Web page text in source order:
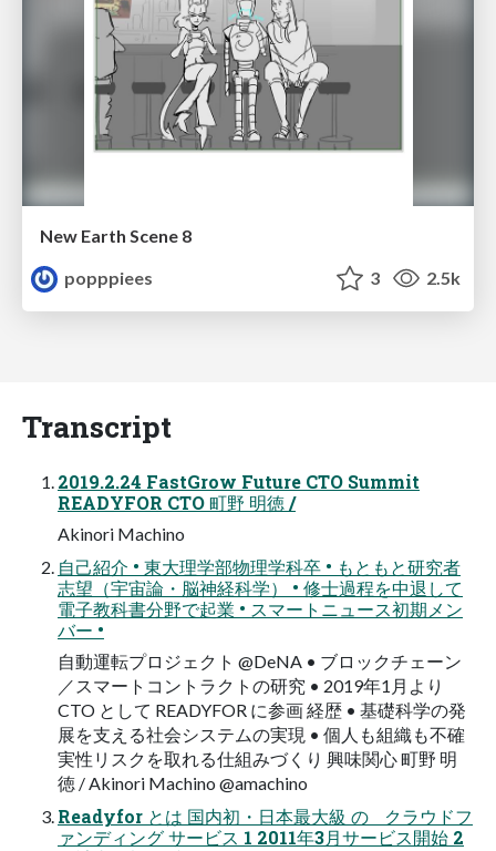
New Earth Scene 8
popppiees
3 2.5k
Transcript
2019.2.24 FastGrow Future CTO Summit
READYFOR CTO 町野 明徳 /
Akinori Machino
自己紹介 • 東大理学部物理学科卒 • もともと研究者
志望（宇宙論・脳神経科学） • 修士過程を中退して
電子教科書分野で起業 • スマートニュース初期メン
バー •
自動運転プロジェクト @DeNA • ブロックチェーン
／スマートコントラクトの研究 • 2019年1月より
CTO として READYFOR に参画 経歴 • 基礎科学の発
展を支える社会システムの実現 • 個人も組織も不確
実性リスクを取れる仕組みづくり 興味関心 町野 明
徳 / Akinori Machino @amachino
Readyfor とは 国内初・日本最大級 の クラウドフ
ァンディング サービス 1 2011年3⽉サービス開始 2